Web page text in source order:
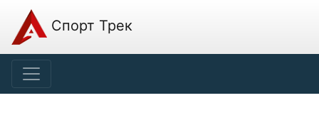
Спорт Трек